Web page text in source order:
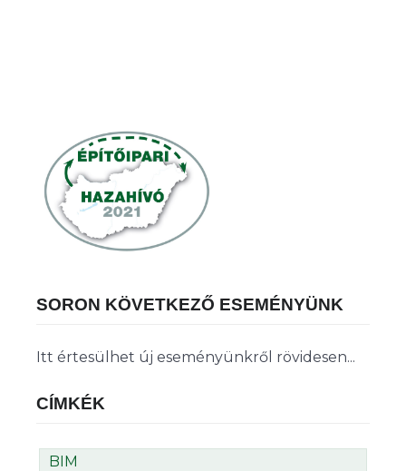
SORON KÖVETKEZŐ ESEMÉNYÜNK
Itt értesülhet új eseményünkről rövidesen...
CÍMKÉK
BIM